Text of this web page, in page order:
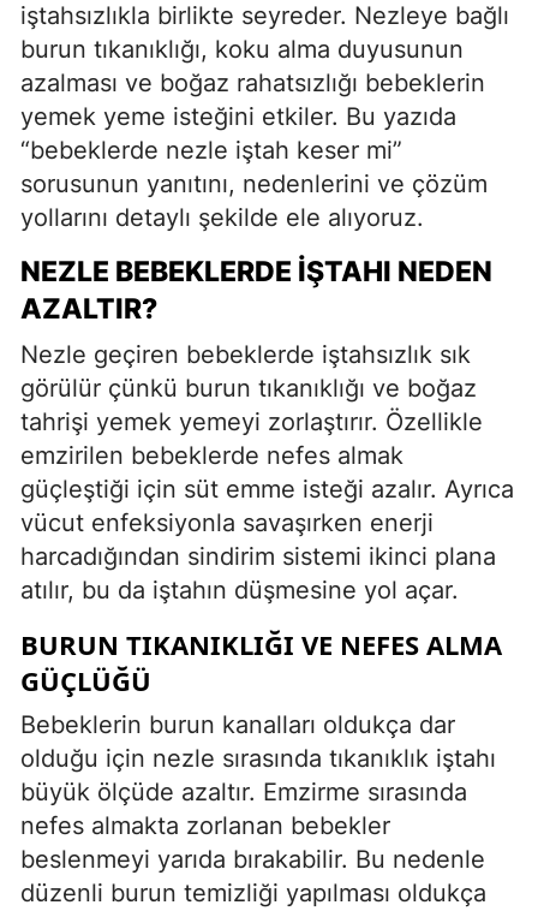
iştahsızlıkla birlikte seyreder. Nezleye bağlı
burun tıkanıklığı, koku alma duyusunun
azalması ve boğaz rahatsızlığı bebeklerin
yemek yeme isteğini etkiler. Bu yazıda
“bebeklerde nezle iştah keser mi”
sorusunun yanıtını, nedenlerini ve çözüm
yollarını detaylı şekilde ele alıyoruz.
NEZLE BEBEKLERDE İŞTAHI NEDEN
AZALTIR?
Nezle geçiren bebeklerde iştahsızlık sık
görülür çünkü burun tıkanıklığı ve boğaz
tahrişi yemek yemeyi zorlaştırır. Özellikle
emzirilen bebeklerde nefes almak
güçleştiği için süt emme isteği azalır. Ayrıca
vücut enfeksiyonla savaşırken enerji
harcadığından sindirim sistemi ikinci plana
atılır, bu da iştahın düşmesine yol açar.
BURUN TIKANIKLIĞI VE NEFES ALMA
GÜÇLÜĞÜ
Bebeklerin burun kanalları oldukça dar
olduğu için nezle sırasında tıkanıklık iştahı
büyük ölçüde azaltır. Emzirme sırasında
nefes almakta zorlanan bebekler
beslenmeyi yarıda bırakabilir. Bu nedenle
düzenli burun temizliği yapılması oldukça